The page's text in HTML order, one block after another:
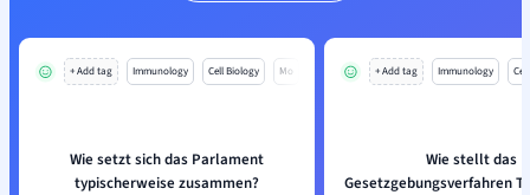
+ Add tag Immunology Cell Biology Mo
Wie setzt sich das Parlament
typischerweise zusammen?
+ Add tag Immunology
Wie stellt das
Gesetzgebungsverfahren